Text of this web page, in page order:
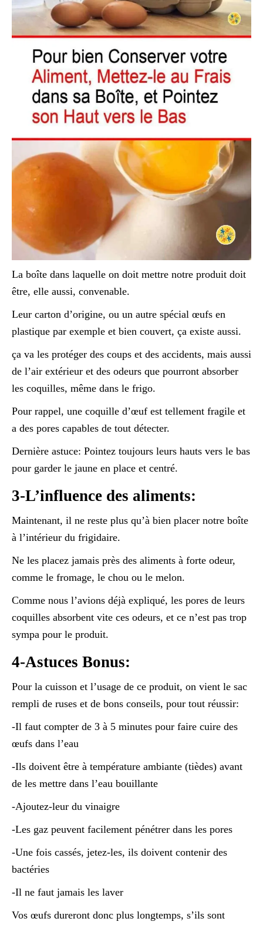
La boîte dans laquelle on doit mettre notre produit doit
être, elle aussi, convenable.
Leur carton d’origine, ou un autre spécial œufs en
plastique par exemple et bien couvert, ça existe aussi.
ça va les protéger des coups et des accidents, mais aussi
de l’air extérieur et des odeurs que pourront absorber
les coquilles, même dans le frigo.
Pour rappel, une coquille d’œuf est tellement fragile et
a des pores capables de tout détecter.
Dernière astuce: Pointez toujours leurs hauts vers le bas
pour garder le jaune en place et centré.
3-L’influence des aliments:
Maintenant, il ne reste plus qu’à bien placer notre boîte
à l’intérieur du frigidaire.
Ne les placez jamais près des aliments à forte odeur,
comme le fromage, le chou ou le melon.
Comme nous l’avions déjà expliqué, les pores de leurs
coquilles absorbent vite ces odeurs, et ce n’est pas trop
sympa pour le produit.
4-Astuces Bonus:
Pour la cuisson et l’usage de ce produit, on vient le sac
rempli de ruses et de bons conseils, pour tout réussir:
-Il faut compter de 3 à 5 minutes pour faire cuire des
œufs dans l’eau
-Ils doivent être à température ambiante (tièdes) avant
de les mettre dans l’eau bouillante
-Ajoutez-leur du vinaigre
-Les gaz peuvent facilement pénétrer dans les pores
-Une fois cassés, jetez-les, ils doivent contenir des
bactéries
-Il ne faut jamais les laver
Vos œufs dureront donc plus longtemps, s’ils sont